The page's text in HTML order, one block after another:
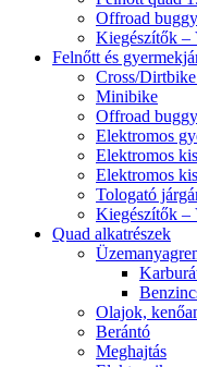
Offroad buggy
Kiegészítők –
Felnőtt és
Cross/
Minibike
Offroad buggy
Elektromos
Elektromos
Elektromos
Tologató
Kiegészítők –
Quad alkatrészek
Olajok,
Berántó
Meghajtás